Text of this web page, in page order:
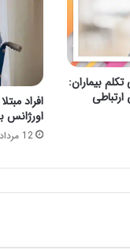
تکلم بیماران:
افراد
12 مرداد 1402